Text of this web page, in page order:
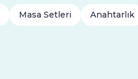
Masa Setleri Anahtarlık